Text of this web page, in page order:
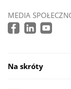
MEDIA
Na skróty